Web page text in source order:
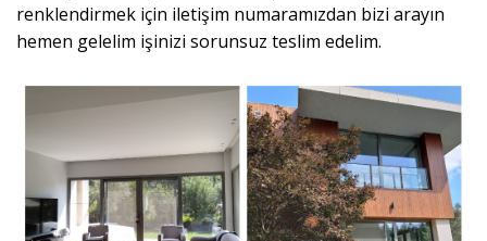
renklendirmek için iletişim numaramızdan bizi arayın
hemen gelelim işinizi sorunsuz teslim edelim.